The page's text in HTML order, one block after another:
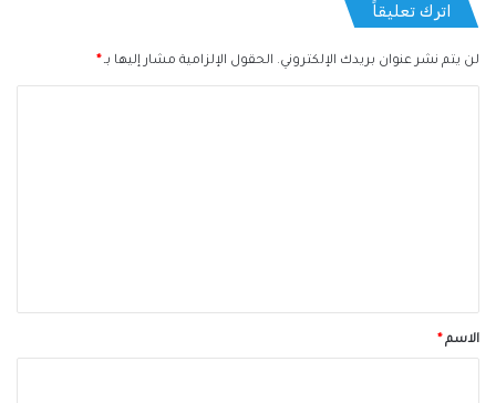
اترك تعليقاً
لن يتم نشر عنوان بريدك الإلكتروني. الحقول الإلزامية مشار إليها بـ*
*الاسم*